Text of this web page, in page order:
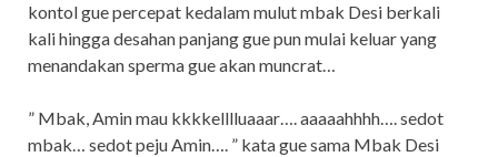
kontol gue percepat kedalam mulut mbak Desi berkali
kali hingga desahan panjang gue pun mulai keluar yang
menandakan sperma gue akan muncrat…
” Mbak, Amin mau kkkkelllluaaar…. aaaaahhhh…. sedot
mbak… sedot peju Amin…. ” kata gue sama Mbak Desi